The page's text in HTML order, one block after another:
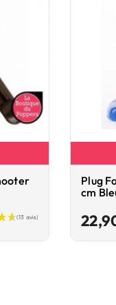
Plug
cm